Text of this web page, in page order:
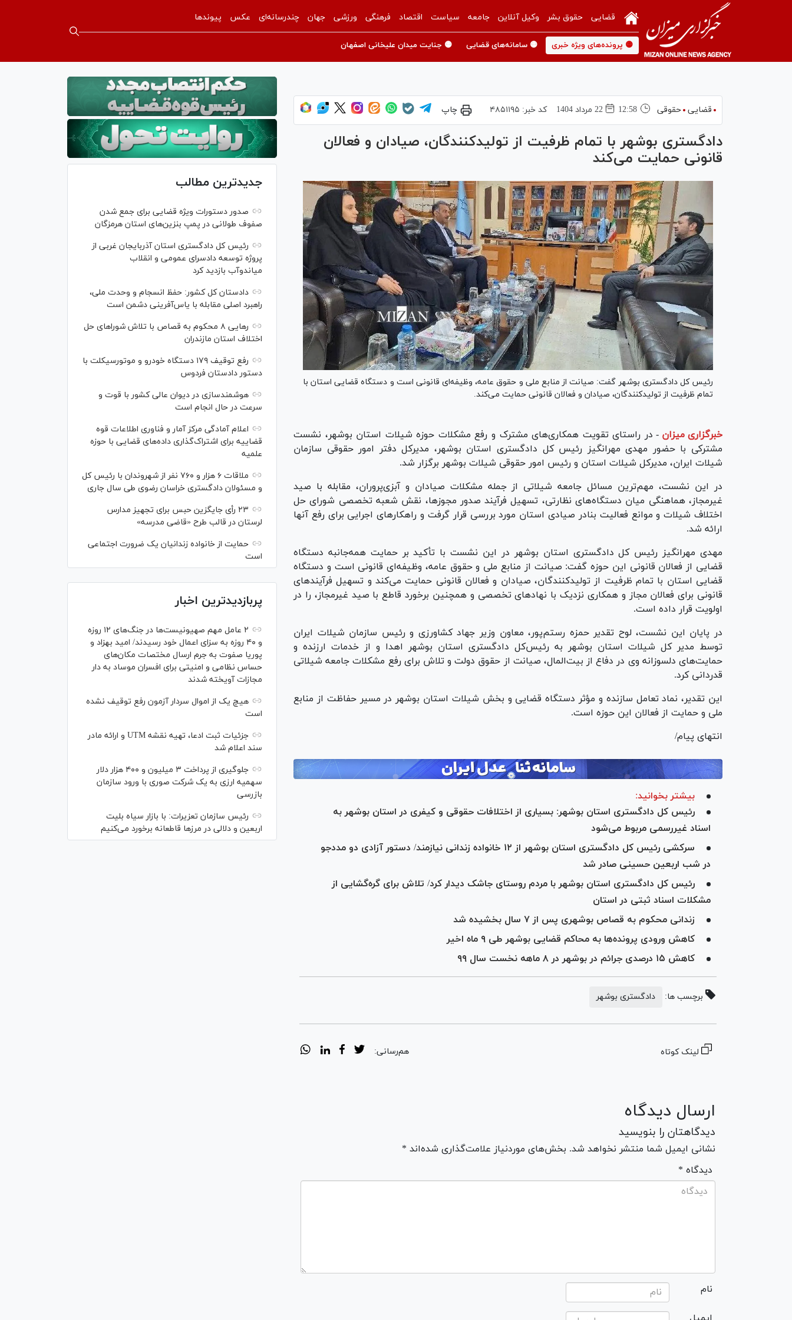
قضایی حقوق بشر وکیل آنلاین جامعه سیاست اقتصاد فرهنگی ورزشی جهان چندرسانه‌ای عکس پیوندها
🟡 پرونده‌های ویژه خبری 🟡 سامانه‌های قضایی 🟡 جنایت میدان علیخانی اصفهان
قضایی حقوقی 12:58 22 مرداد 1404 کد خبر: ۴۸۵۱۱۹۵ چاپ
دادگستری بوشهر با تمام ظرفیت از تولیدکنندگان، صیادان و فعالان
قانونی حمایت می‌کند
رئیس کل دادگستری بوشهر گفت: صیانت از منابع ملی و حقوق عامه، وظیفه‌ای قانونی است و دستگاه قضایی استان با
تمام ظرفیت از تولیدکنندگان، صیادان و فعالان قانونی حمایت می‌کند.
خبرگزاری میزان - در راستای تقویت همکاری‌های مشترک و رفع مشکلات حوزه شیلات استان بوشهر، نشست
مشترکی با حضور مهدی مهرانگیز رئیس‌ کل دادگستری استان بوشهر، مدیرکل دفتر امور حقوقی سازمان
شیلات ایران، مدیرکل شیلات استان و رئیس امور حقوقی شیلات بوشهر برگزار شد.
در این نشست، مهم‌ترین مسائل جامعه شیلاتی از جمله مشکلات صیادان و آبزی‌پروران، مقابله با صید
غیرمجاز، هماهنگی میان دستگاه‌های نظارتی، تسهیل فرآیند صدور مجوزها، نقش شعبه تخصصی شورای حل
اختلاف شیلات و موانع فعالیت بنادر صیادی استان مورد بررسی قرار گرفت و راهکار‌های اجرایی برای رفع آنها
ارائه شد.
مهدی مهرانگیز رئیس‌ کل دادگستری استان بوشهر در این نشست با تأکید بر حمایت همه‌جانبه دستگاه
قضایی از فعالان قانونی این حوزه گفت: صیانت از منابع ملی و حقوق عامه، وظیفه‌ای قانونی است و دستگاه
قضایی استان با تمام ظرفیت از تولیدکنندگان، صیادان و فعالان قانونی حمایت می‌کند و تسهیل فرآیند‌های
قانونی برای فعالان مجاز و همکاری نزدیک با نهاد‌های تخصصی و همچنین برخورد قاطع با صید غیرمجاز، را در
اولویت قرار داده است.
در پایان این نشست، لوح تقدیر حمزه رستم‌پور، معاون وزیر جهاد کشاورزی و رئیس سازمان شیلات ایران
توسط مدیر کل شیلات استان بوشهر به رئیس‌کل دادگستری استان بوشهر اهدا و از خدمات ارزنده و
حمایت‌های دلسوزانه وی در دفاع از بیت‌المال، صیانت از حقوق دولت و تلاش برای رفع مشکلات جامعه شیلاتی
قدردانی کرد.
این تقدیر، نماد تعامل سازنده و مؤثر دستگاه قضایی و بخش شیلات استان بوشهر در مسیر حفاظت از منابع
ملی و حمایت از فعالان این حوزه است.
انتهای پیام/
بیشتر بخوانید:
رئیس کل دادگستری استان بوشهر: بسیاری از اختلافات حقوقی و کیفری در استان بوشهر به
اسناد غیررسمی مربوط می‌شود
سرکشی رئیس کل دادگستری استان بوشهر از ۱۲ خانواده زندانی نیازمند/ دستور آزادی دو مددجو
در شب اربعین حسینی صادر شد
رئیس کل دادگستری استان بوشهر با مردم روستای جاشک دیدار کرد/ تلاش برای گره‌گشایی از
مشکلات اسناد ثبتی در استان
زندانی محکوم به قصاص بوشهری پس از ۷ سال بخشیده شد
کاهش ورودی پرونده‌ها به محاکم قضایی بوشهر طی ۹ ماه اخیر
کاهش ۱۵ درصدی جرائم در بوشهر در ۸ ماهه نخست سال ۹۹
برچسب ها: دادگستری بوشهر
لینک کوتاه هم‌رسانی:
ارسال دیدگاه
دیدگاهتان را بنویسید
نشانی ایمیل شما منتشر نخواهد شد. بخش‌های موردنیاز علامت‌گذاری شده‌اند *
* دیدگاه
نام
جدیدترین مطالب
صدور دستورات ویژه قضایی برای جمع شدن
صفوف طولانی در پمپ بنزین‌های استان هرمزگان
رئیس کل دادگستری استان آذربایجان غربی از
پروژه توسعه دادسرای عمومی و انقلاب
میاندوآب بازدید کرد
دادستان کل کشور: حفظ انسجام و وحدت ملی،
راهبرد اصلی مقابله با یاس‌آفرینی دشمن است
رهایی ۸ محکوم به قصاص با تلاش شورا‌های حل
اختلاف استان مازندران
رفع توقیف ۱۷۹ دستگاه خودرو و موتورسیکلت با
دستور دادستان فردوس
هوشمندسازی در دیوان عالی کشور با قوت و
سرعت در حال انجام است
اعلام آمادگی مرکز آمار و فناوری اطلاعات قوه
قضاییه برای اشتراک‌گذاری داده‌های قضایی با حوزه
علمیه
ملاقات ۶ هزار و ۷۶۰ نفر از شهروندان با رئیس کل
و مسئولان دادگستری خراسان رضوی طی سال جاری
۲۳ رأی جایگزین حبس برای تجهیز مدارس
لرستان در قالب طرح «قاضی مدرسه»
حمایت از خانواده زندانیان یک ضرورت اجتماعی
است
پربازدیدترین اخبار
۲ عامل مهم صهیونیست‌ها در جنگ‌های ۱۲ روزه
و ۴۰ روزه به سزای اعمال خود رسیدند/ امید بهزاد و
پوریا صفوت به جرم ارسال مختصات مکان‌های
حساس نظامی و امنیتی برای افسران موساد به دار
مجازات آویخته شدند
هیچ یک از اموال سردار آزمون رفع توقیف نشده
است
جزئیات ثبت ادعا، تهیه نقشه UTM و ارائه مادر
سند اعلام شد
جلوگیری از پرداخت ۳ میلیون و ۴۰۰ هزار دلار
سهمیه ارزی به یک شرکت صوری با ورود سازمان
بازرسی
رئیس سازمان تعزیرات: با بازار سیاه بلیت
اربعین و دلالی در مرز‌ها قاطعانه برخورد می‌کنیم